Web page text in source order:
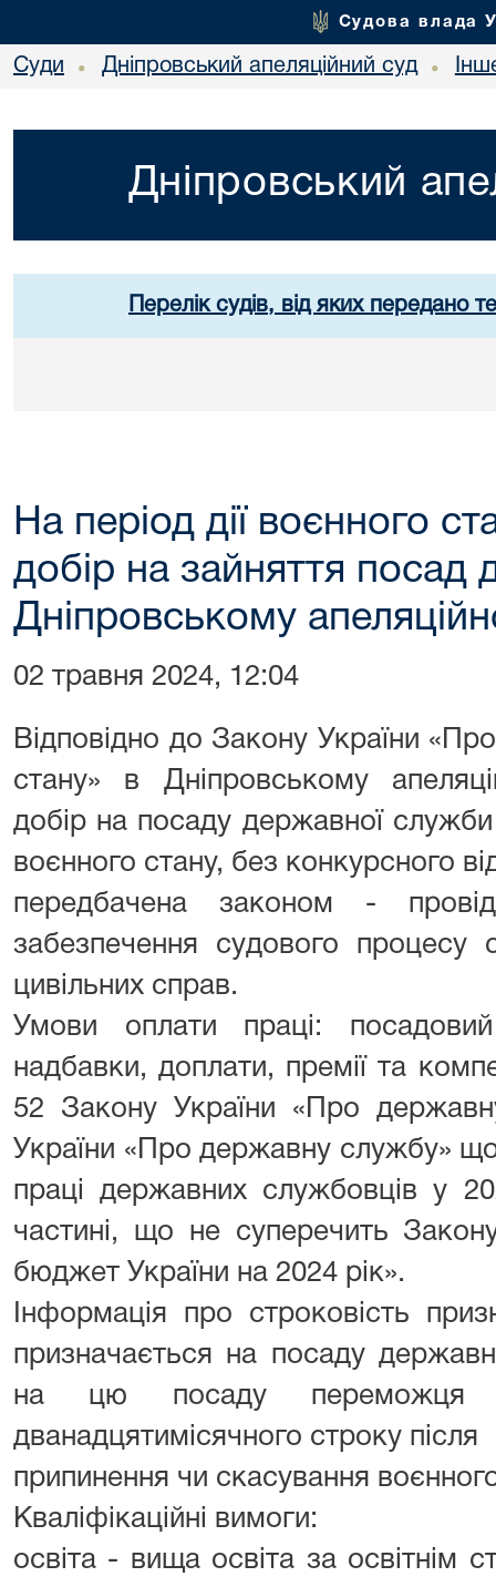
Судова влада
Суди • Дніпровський апеляційний суд •
Дніпровський
Перелік судів, від яких передано
На період дії воєнного
добір на зайняття посад
Дніпровському
02 травня 2024, 12:04
Відповідно до Закону України
стану» в Дніпровському
добір на посаду державної служби
воєнного стану, без конкурсного
передбачена законом -
забезпечення судового процесу
цивільних справ.
Умови оплати праці:
надбавки, доплати, премії та
52 Закону України «Про
України «Про державну службу»
праці державних службовців у
частині, що не суперечить
бюджет України на 2024 рік».
Інформація про строковість
призначається на посаду
на цю посаду переможця
дванадцятимісячного строку після
припинення чи скасування
Кваліфікаційні вимоги:
освіта - вища освіта за освітнім